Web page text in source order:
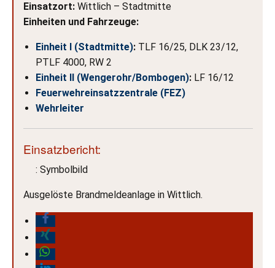
Einsatzort: Wittlich – Stadtmitte
Einheiten und Fahrzeuge:
Einheit I (Stadtmitte): TLF 16/25, DLK 23/12,
PTLF 4000, RW 2
Einheit II (Wengerohr/Bombogen): LF 16/12
Feuerwehreinsatzzentrale (FEZ)
Wehrleiter
Einsatzbericht:
: Symbolbild
Ausgelöste Brandmeldeanlage in Wittlich.